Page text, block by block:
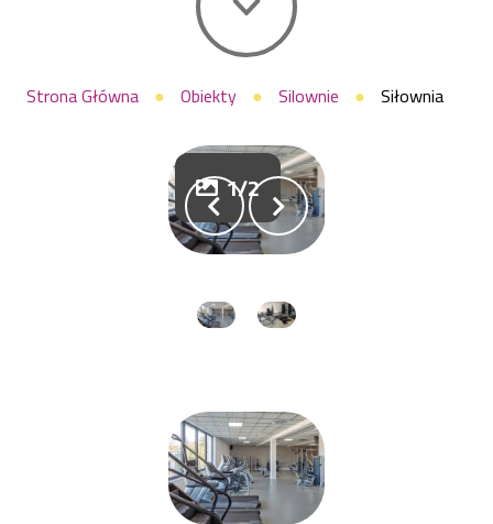
Ścieżka
Strona Główna Obiekty Silownie Siłownia
1/2